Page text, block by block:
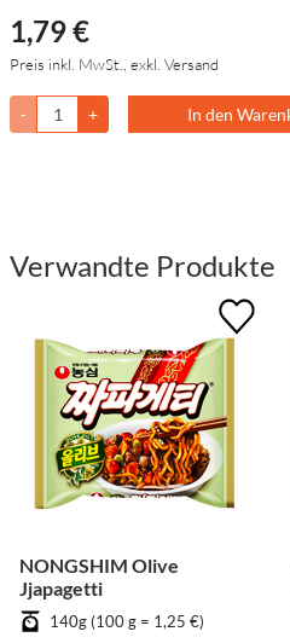
1,79 €
Preis inkl. MwSt., exkl. Versand
- + In den
Verwandte Produkte
NONGSHIM Olive
Jjapagetti
140g (100 g = 1,25 €)